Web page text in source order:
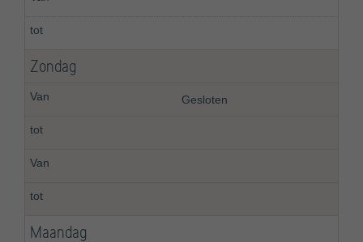
Zondag
Gesloten
Maandag